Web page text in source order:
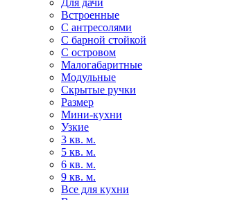
Встроенные
С антресолями
С барной стойкой
С островом
Малогабаритные
Модульные
Скрытые ручки
Размер
Мини-кухни
Узкие
3 кв. м.
5 кв. м.
6 кв. м.
9 кв. м.
Все для кухни